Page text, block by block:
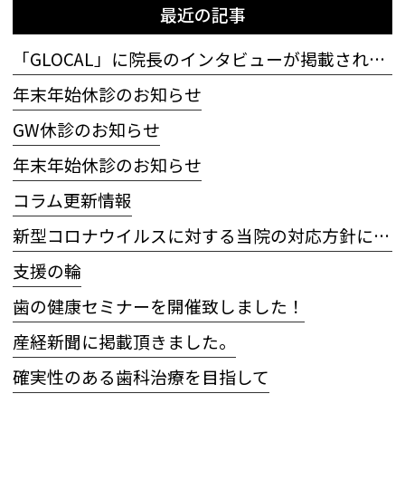
最近の記事
「GLOCAL」に院長のインタビューが掲載されました
年末年始休診のお知らせ
GW休診のお知らせ
年末年始休診のお知らせ
コラム更新情報
新型コロナウイルスに対する当院の対応方針について
支援の輪
歯の健康セミナーを開催致しました！
産経新聞に掲載頂きました。
確実性のある歯科治療を目指して